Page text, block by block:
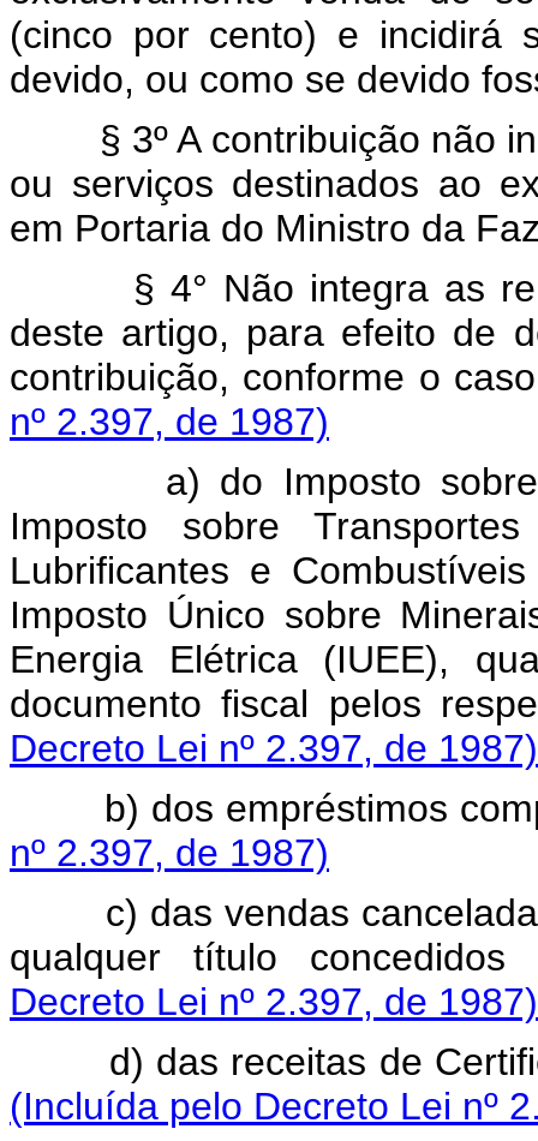
(cinco por cento) e incidirá
devido, ou como se devido
§ 3º A contribuição não
ou serviços destinados ao
em Portaria do Ministro da
§ 4° Não integra as
deste artigo, para efeito de
contribuição, conforme o
nº 2.397, de 1987)
a) do Imposto sobre
Imposto sobre
Lubrificantes e
Imposto Único sobre
Energia Elétrica (IUEE),
documento fiscal pelos
Decreto Lei nº 2.397, de 1987)
b) dos empréstimos
nº 2.397, de 1987)
c) das vendas
qualquer título concedidos
Decreto Lei nº 2.397, de 1987)
d) das receitas de
(Incluída pelo Decreto Lei nº